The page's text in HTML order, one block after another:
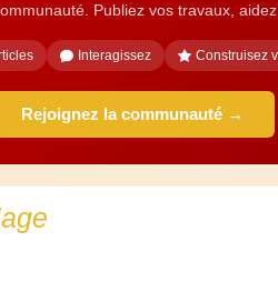
Publiez vos travaux,
Interagissez Construisez
Rejoignez la communauté →